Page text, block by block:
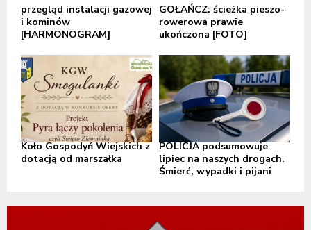
przegląd instalacji gazowej
i kominów
[HARMONOGRAM]
GOŁAŃCZ: ścieżka pieszo-
rowerowa prawie
ukończona [FOTO]
Koło Gospodyń Wiejskich z
dotacją od marszałka
POLICJA podsumowuje
lipiec na naszych drogach.
Śmierć, wypadki i pijani